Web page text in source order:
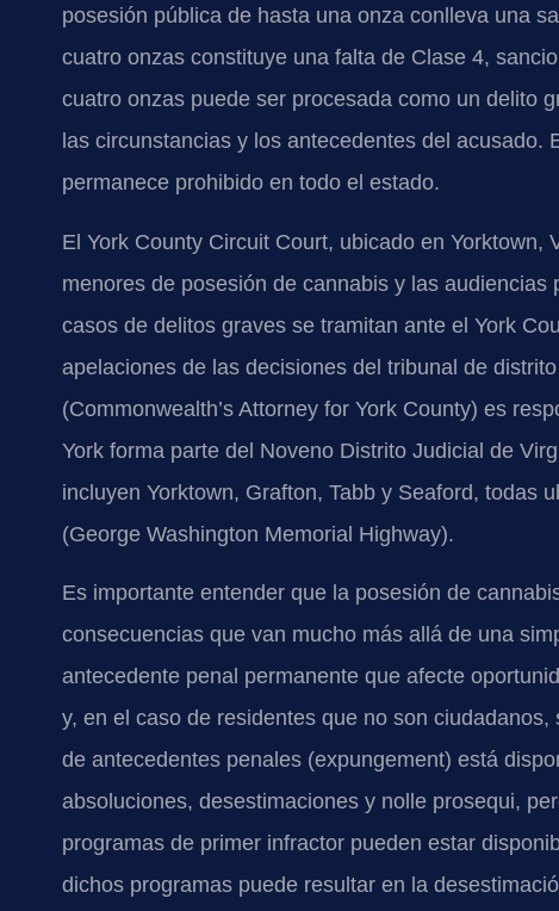
posesión pública de hasta una onza conlleva una
cuatro onzas constituye una falta de Clase 4,
cuatro onzas puede ser procesada como un delito
las circunstancias y los antecedentes del
permanece prohibido en todo el estado.
El York County Circuit Court, ubicado en
menores de posesión de cannabis y las
casos de delitos graves se tramitan ante el York
apelaciones de las decisiones del tribunal de
(Commonwealth’s Attorney for York County) es
York forma parte del Noveno Distrito Judicial de
incluyen Yorktown, Grafton, Tabb y Seaford, todas
(George Washington Memorial Highway).
Es importante entender que la posesión de
consecuencias que van mucho más allá de una
antecedente penal permanente que afecte
y, en el caso de residentes que no son
de antecedentes penales (expungement) está
absoluciones, desestimaciones y nolle prosequi,
programas de primer infractor pueden estar
dichos programas puede resultar en la